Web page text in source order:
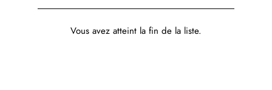
Vous avez atteint la fin de la liste.